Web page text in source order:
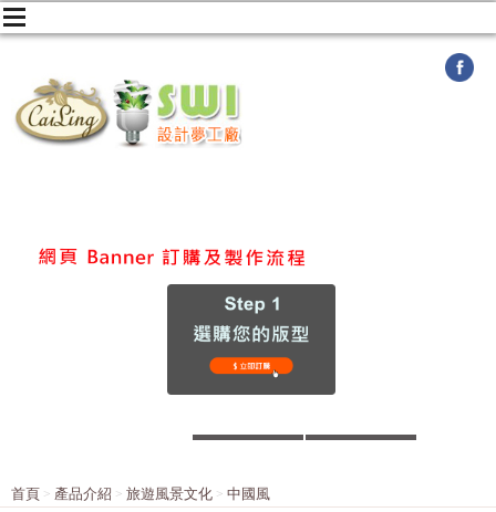
首頁 產品介紹 旅遊風景文化 中國風